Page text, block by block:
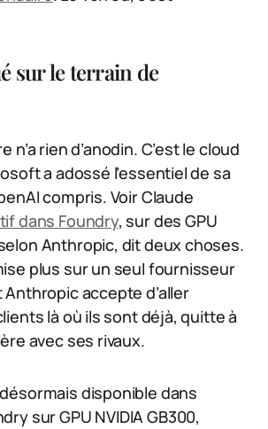
sur le terrain de
n’a rien d’anodin. C’est le cloud
a adossé l’essentiel de sa
compris. Voir Claude
dans Foundry, sur des GPU
selon Anthropic, dit deux choses.
plus sur un seul fournisseur
accepte d’aller
là où ils sont déjà, quitte à
avec ses rivaux.
disponible dans
sur GPU NVIDIA GB300,